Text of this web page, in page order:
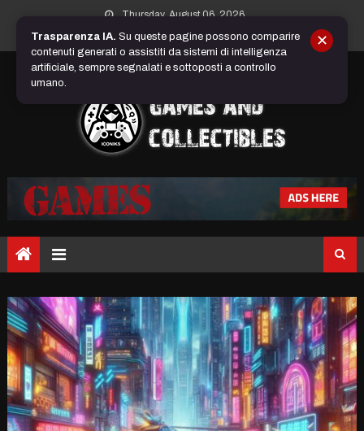
content
Thursday, August 06, 2026
Trasparenza IA. Su queste pagine possono comparire
contenuti generati o assistiti da sistemi di intelligenza
artificiale, sempre segnalati e sottoposti a controllo
umano.
✕